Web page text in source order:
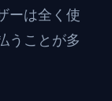
ーは全く使
うことが多